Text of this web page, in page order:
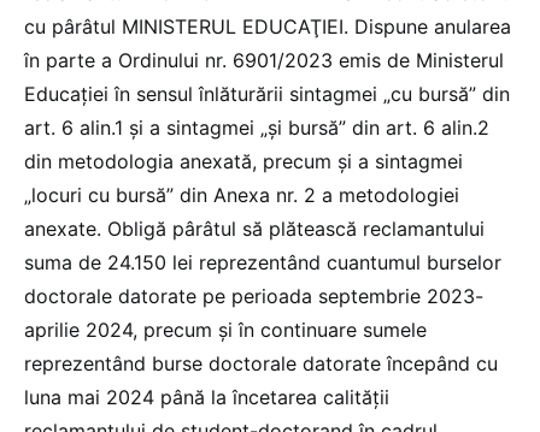
cu pârâtul MINISTERUL EDUCAŢIEI. Dispune anularea
în parte a Ordinului nr. 6901/2023 emis de Ministerul
Educaţiei în sensul înlăturării sintagmei „cu bursă” din
art. 6 alin.1 şi a sintagmei „şi bursă” din art. 6 alin.2
din metodologia anexată, precum şi a sintagmei
„locuri cu bursă” din Anexa nr. 2 a metodologiei
anexate. Obligă pârâtul să plătească reclamantului
suma de 24.150 lei reprezentând cuantumul burselor
doctorale datorate pe perioada septembrie 2023-
aprilie 2024, precum şi în continuare sumele
reprezentând burse doctorale datorate începând cu
luna mai 2024 până la încetarea calităţii